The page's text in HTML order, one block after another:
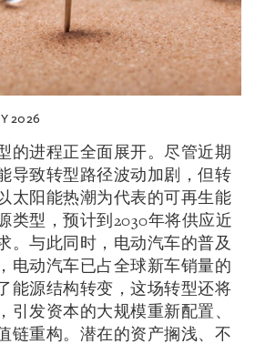
2026
的进程正全面展开。尽管近期
导致转型路径波动加剧，但转
太阳能热潮为代表的可再生能
类型，预计到2030年将供应近
。与此同时，电动汽车的普及
电动汽车已占全球新车销量的
能源结构转变，这场转型还将
引发资本的大规模重新配置、
链重构。潜在的资产搁浅、不